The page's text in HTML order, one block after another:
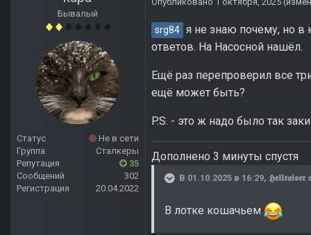
Бывалый
Статус
Не в сети
Группа
Сталкеры
Репутация
35
Сообщений
302
Регистрация
20.04.2022
srg84 я не знаю почему, но в
ответов. На Насосной нашёл.
Ещё раз перепроверил все
ещё может быть?
P.S. - это ж надо было так
Дополнено 3 минуты спустя
В 01.10.2025 в 16:29, 𝕳𝖊𝖑𝖑𝖗𝖆𝖎𝖘𝖊𝖗
В лотке кошачьем